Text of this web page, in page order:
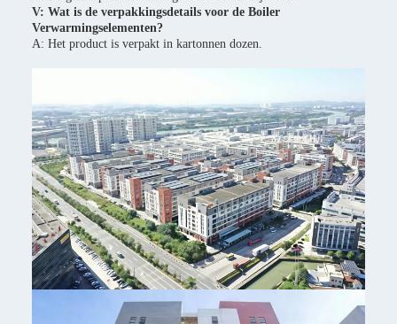
V: Wat is de verpakkingsdetails voor de Boiler
Verwarmingselementen?
A: Het product is verpakt in kartonnen dozen.